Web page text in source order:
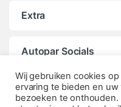
Extra
Autopar Socials
Wij gebruiken cookies
ervaring te bieden en
bezoeken te onthouden.